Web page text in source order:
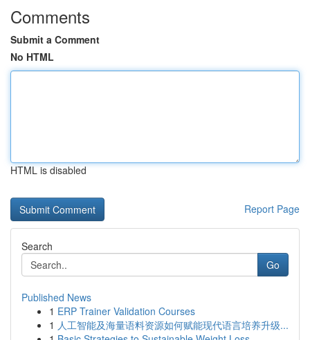
Comments
Submit a Comment
No HTML
HTML is disabled
Report Page
Search
Go
Published News
1 ERP Trainer Validation Courses
1 人工智能及海量语料资源如何赋能现代语言培养升级...